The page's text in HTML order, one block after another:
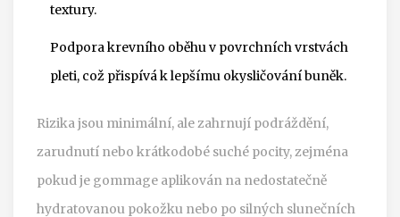
textury.
Podporakrevního oběhuv povrchních vrstvách
pleti, což přispívá k lepšímu okysličování buněk.
Rizika jsou minimální, ale zahrnují podráždění,
zarudnutí nebo krátkodobé suché pocity, zejména
pokud je gommage aplikován na nedostatečně
hydratovanou pokožku nebo po silných slunečních